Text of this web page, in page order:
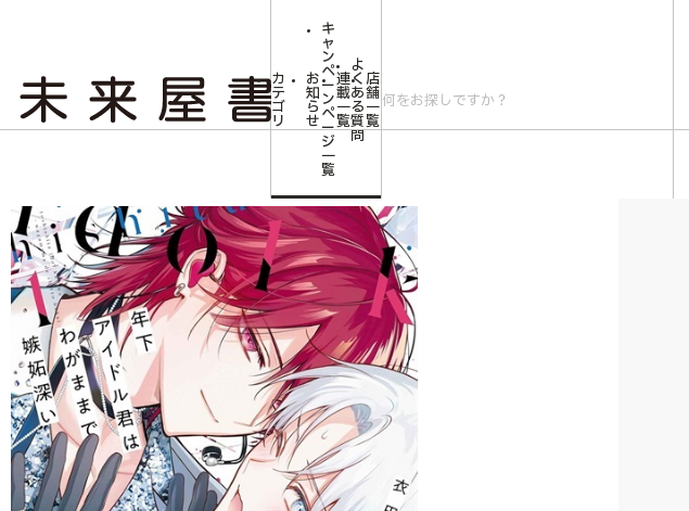
カ
テ
ゴ
リ
お
知
ら
せ
キ
ャ
ン
ペ
ー
ン
ペ
ー
ジ
一
覧
連
載
一
覧
よ
く
あ
る
質
問
店
舗
一
覧
【描き下ろしイラストカード付き】年下アイドル君はわがままで嫉妬深い 1